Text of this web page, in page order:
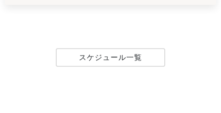
スケジュール一覧